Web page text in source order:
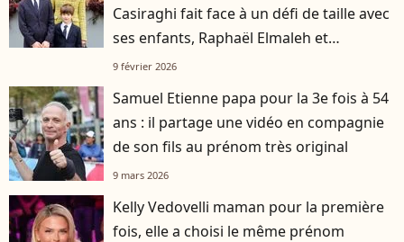
Casiraghi fait face à un défi de taille avec
ses enfants, Raphaël Elmaleh et
Balthazar Rassam
9 février 2026
Samuel Etienne papa pour la 3e fois à 54
ans : il partage une vidéo en compagnie
de son fils au prénom très original
9 mars 2026
Kelly Vedovelli maman pour la première
fois, elle a choisi le même prénom